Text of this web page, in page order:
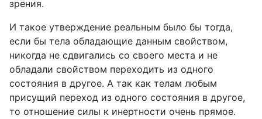
зрения.
И такое утверждение реальным было бы тогда,
если бы тела обладающие данным свойством,
никогда не сдвигались со своего места и не
обладали свойством переходить из одного
состояния в другое. А так как телам любым
присущий переход из одного состояния в другое,
то отношение силы к инертности очень прямое.